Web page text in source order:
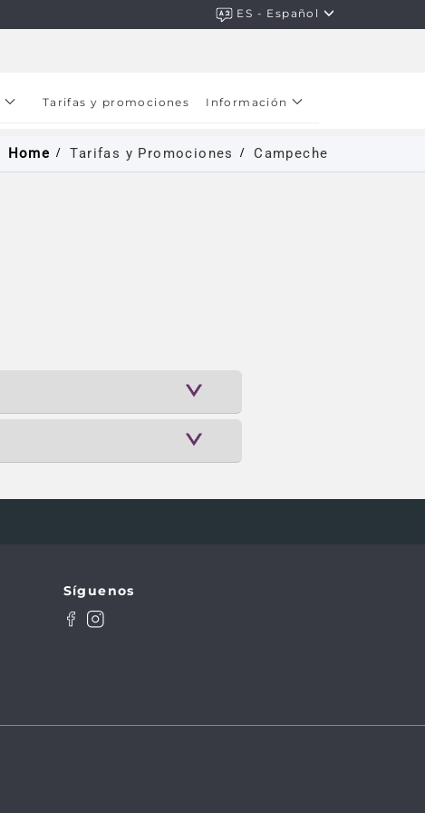
ES - Español
Tarifas y promociones Información
Home Tarifas y Promociones Campeche
Síguenos